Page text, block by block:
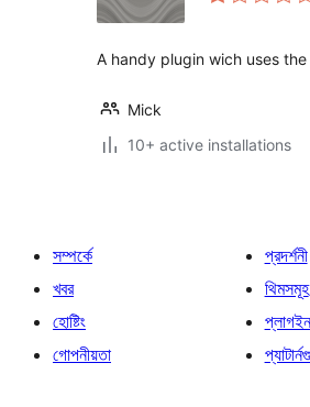
A handy plugin wich uses
Mick
10+ active installations
সম্পর্কে
খবর
হোষ্টিং
গোপনীয়তা
প্রদর্শনী
থিমসমূহ